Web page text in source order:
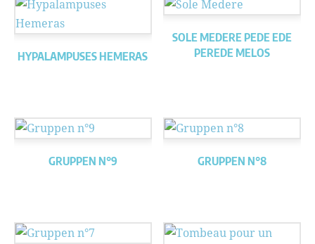
HYPALAMPUSES HEMERAS
SOLE MEDERE PEDE EDE
PEREDE MELOS
GRUPPEN N°9 GRUPPEN N°8